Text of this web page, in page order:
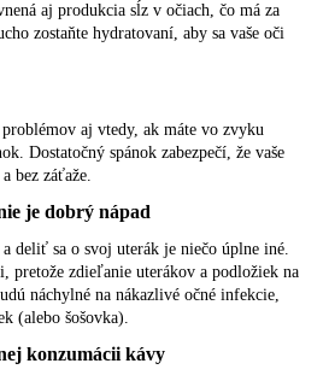
aj produkcia sĺz v očiach, čo má za
zostaňte hydratovaní, aby sa vaše oči
aj vtedy, ak máte vo zvyku
Dostatočný spánok zabezpečí, že vaše
bez záťaže.
je dobrý nápad
deliť sa o svoj uterák je niečo úplne iné.
pretože zdieľanie uterákov a podložiek na
náchylné na nákazlivé očné infekcie,
(alebo šošovka).
konzumácii kávy